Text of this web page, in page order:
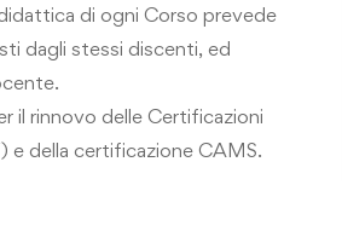
di ogni Corso prevede
dagli stessi discenti, ed
il rinnovo delle Certificazioni
e della certificazione CAMS.